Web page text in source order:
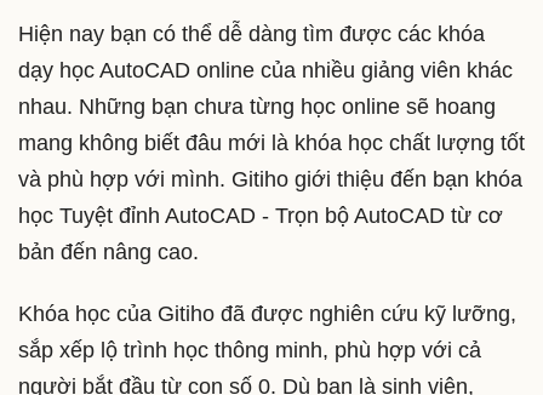
Hiện nay bạn có thể dễ dàng tìm được các khóa
dạy học AutoCAD online của nhiều giảng viên khác
nhau. Những bạn chưa từng học online sẽ hoang
mang không biết đâu mới là khóa học chất lượng tốt
và phù hợp với mình. Gitiho giới thiệu đến bạn khóa
học Tuyệt đỉnh AutoCAD - Trọn bộ AutoCAD từ cơ
bản đến nâng cao.
Khóa học của Gitiho đã được nghiên cứu kỹ lưỡng,
sắp xếp lộ trình học thông minh, phù hợp với cả
người bắt đầu từ con số 0. Dù bạn là sinh viên,